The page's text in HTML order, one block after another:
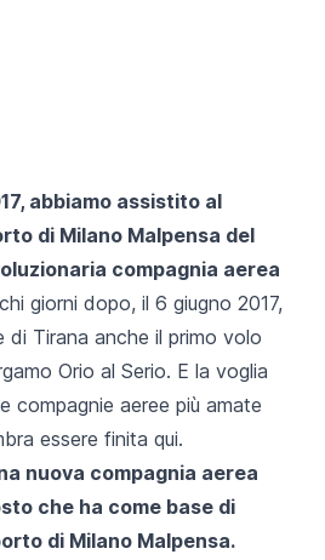
abbiamo assistito al
di Milano Malpensa del
compagnia aerea
giorni dopo, il 6 giugno 2017,
Tirana anche il primo volo
Orio al Serio. E la voglia
compagnie aeree più amate
essere finita qui.
nuova compagnia aerea
che ha come base di
di Milano Malpensa.